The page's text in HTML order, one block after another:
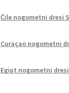
Čile nogometni dresi
Curaçao nogometni
Egipt nogometni dresi